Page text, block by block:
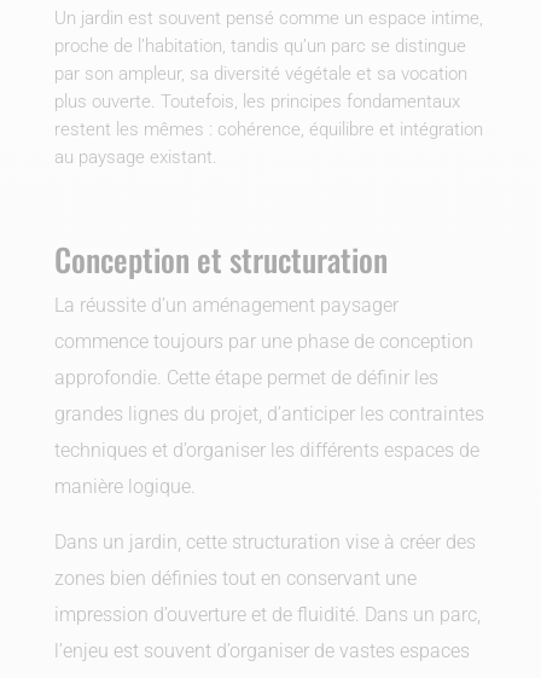
Un jardin est souvent pensé comme un espace intime,
proche de l’habitation, tandis qu’un parc se distingue
par son ampleur, sa diversité végétale et sa vocation
plus ouverte. Toutefois, les principes fondamentaux
restent les mêmes : cohérence, équilibre et intégration
au paysage existant.
Conception et structuration
La réussite d’un aménagement paysager
commence toujours par une phase de conception
approfondie. Cette étape permet de définir les
grandes lignes du projet, d’anticiper les contraintes
techniques et d’organiser les différents espaces de
manière logique.
Dans un jardin, cette structuration vise à créer des
zones bien définies tout en conservant une
impression d’ouverture et de fluidité. Dans un parc,
l’enjeu est souvent d’organiser de vastes espaces